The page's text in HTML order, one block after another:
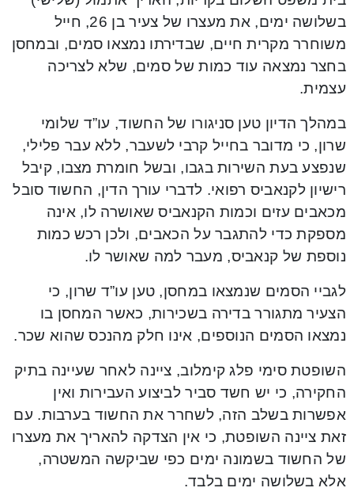
בשלושה ימים, את מעצרו של צעיר בן 26, חייל
משוחרר מקרית חיים, שבדירתו נמצאו סמים, ובמחסן
בחצר נמצאה עוד כמות של סמים, שלא לצריכה
עצמית.
במהלך הדיון טען סניגורו של החשוד, עו”ד שלומי
שרון, כי מדובר בחייל קרבי לשעבר, ללא עבר פלילי,
שנפצע בעת השירות בגבו, ובשל חומרת מצבו, קיבל
רישיון לקנאביס רפואי. לדברי עורך הדין, החשוד סובל
מכאבים עזים וכמות הקנאביס שאושרה לו, אינה
מספקת כדי להתגבר על הכאבים, ולכן רכש כמות
נוספת של קנאביס, מעבר למה שאושר לו.
לגביי הסמים שנמצאו במחסן, טען עו”ד שרון, כי
הצעיר מתגורר בדירה בשכירות, כאשר המחסן בו
נמצאו הסמים הנוספים, אינו חלק מהנכס שהוא שכר.
השופטת סימי פלג קימלוב, ציינה לאחר שעיינה בתיק
החקירה, כי יש חשד סביר לביצוע העבירות ואין
אפשרות בשלב הזה, לשחרר את החשוד בערבות. עם
זאת ציינה השופטת, כי אין הצדקה להאריך את מעצרו
של החשוד בשמונה ימים כפי שביקשה המשטרה,
אלא בשלושה ימים בלבד.